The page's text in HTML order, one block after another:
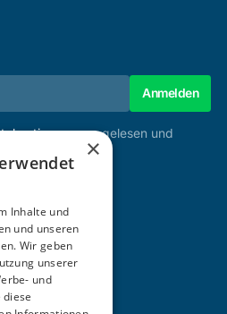
gelesen und
×
Inhalte und
und unseren
Wir geben
unserer
und